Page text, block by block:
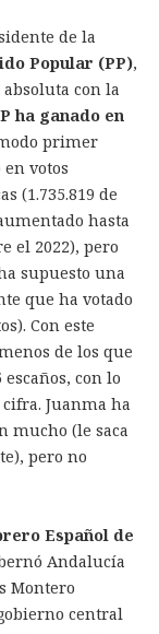
de la
Popular (PP),
con la
ha ganado en
primer
votos
(1.735.819 de
hasta
el 2022), pero
supuesto una
que ha votado
Con este
de los que
con lo
Juanma ha
mucho (le saca
pero no
Español de
Andalucía
Montero
central